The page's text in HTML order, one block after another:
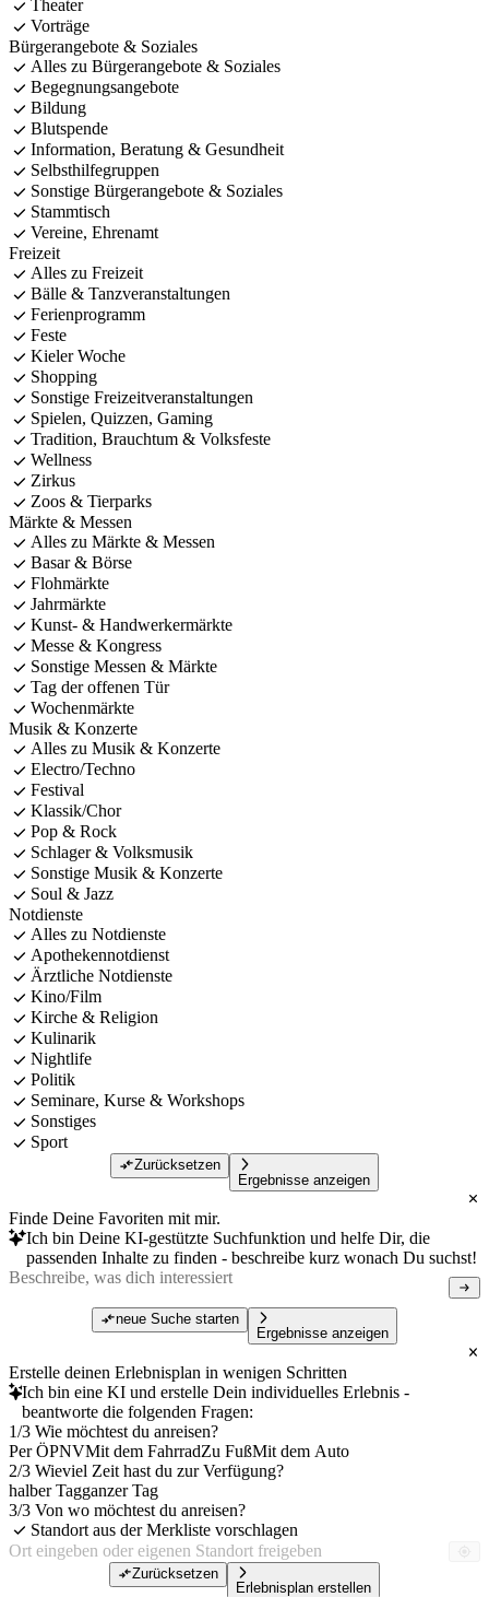
Theater
Vorträge
Bürgerangebote & Soziales
Alles zu Bürgerangebote & Soziales
Begegnungsangebote
Bildung
Blutspende
Information, Beratung & Gesundheit
Selbsthilfegruppen
Sonstige Bürgerangebote & Soziales
Stammtisch
Vereine, Ehrenamt
Freizeit
Alles zu Freizeit
Bälle & Tanzveranstaltungen
Ferienprogramm
Feste
Kieler Woche
Shopping
Sonstige Freizeitveranstaltungen
Spielen, Quizzen, Gaming
Tradition, Brauchtum & Volksfeste
Wellness
Zirkus
Zoos & Tierparks
Märkte & Messen
Alles zu Märkte & Messen
Basar & Börse
Flohmärkte
Jahrmärkte
Kunst- & Handwerkermärkte
Messe & Kongress
Sonstige Messen & Märkte
Tag der offenen Tür
Wochenmärkte
Musik & Konzerte
Alles zu Musik & Konzerte
Electro/Techno
Festival
Klassik/Chor
Pop & Rock
Schlager & Volksmusik
Sonstige Musik & Konzerte
Soul & Jazz
Notdienste
Alles zu Notdienste
Apothekennotdienst
Ärztliche Notdienste
Kino/Film
Kirche & Religion
Kulinarik
Nightlife
Politik
Seminare, Kurse & Workshops
Sonstiges
Sport
Zurücksetzen
Ergebnisse anzeigen
Finde Deine Favoriten mit mir.
Ich bin Deine KI-gestützte Suchfunktion und helfe Dir, die
passenden Inhalte zu finden - beschreibe kurz wonach Du suchst!
neue Suche starten
Ergebnisse anzeigen
Erstelle deinen Erlebnisplan in wenigen Schritten
Ich bin eine KI und erstelle Dein individuelles Erlebnis -
beantworte die folgenden Fragen:
1/3 Wie möchtest du anreisen?
Per ÖPNVMit dem FahrradZu FußMit dem Auto
2/3 Wieviel Zeit hast du zur Verfügung?
halber Tagganzer Tag
3/3 Von wo möchtest du anreisen?
Standort aus der Merkliste vorschlagen
Zurücksetzen
Erlebnisplan erstellen